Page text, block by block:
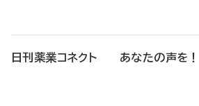
日刊薬業コネクト あなたの声を！